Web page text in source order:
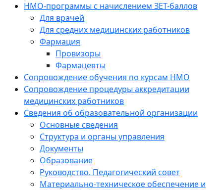
НМО-программы с начислением ЗЕТ-баллов
Для врачей
Для средних медицинских работников
Фармация
Провизоры
Фармацевты
Сопровождение обучения по курсам НМО
Сопровождение процедуры аккредитации
медицинских работников
Сведения об образовательной организации
Основные сведения
Структура и органы управления
Документы
Образование
Руководство. Педагогический совет
Материально-техническое обеспечение и